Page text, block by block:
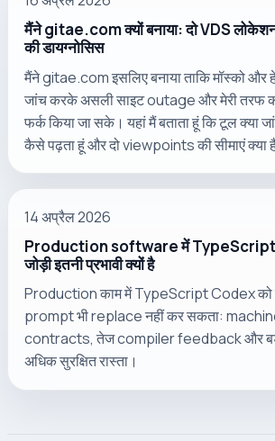
मैंने gitae.com क्यों बनाया: दो VDS
की डायग्नोसिस
मैंने gitae.com इसलिए बनाया ताकि मॉस्को
जांच करके असली साइट outage और मेरी तरफ
फर्क किया जा सके। यहां मैं बताता हूं कि टूल क्या
कैसे पढ़ता हूं और दो viewpoints की सीमाएं क्या
14 अप्रैल 2026
Production software में
जोड़ी इतनी प्रभावी क्यों है
Production काम में TypeScript Codex को
prompt भी replace नहीं कर सकता:
contracts, तेज compiler feedback और
अधिक सुरक्षित रास्ता।